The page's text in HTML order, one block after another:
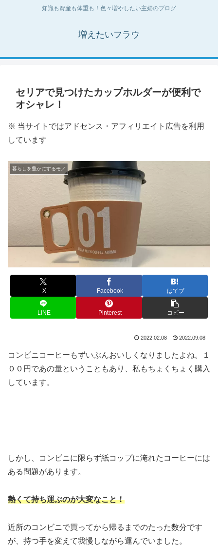
知識も資産も体重も！色々増やしたい主婦のブログ
増えたいフラウ
セリアで見つけたカップホルダーが便利で
オシャレ！
※ 当サイトではアドセンス・アフィリエイト広告を利用
しています
暮らしを豊かにするモノ
X Facebook はてブ
LINE Pinterest コピー
2022.02.08 2022.09.08
コンビニコーヒーもずいぶんおいしくなりましたよね。１
００円であの量ということもあり、私もちょくちょく購入
しています。
しかし、コンビニに限らず紙コップに淹れたコーヒーには
ある問題があります。
熱くて持ち運ぶのが大変なこと！
近所のコンビニで買ってから帰るまでのたった数分です
が、持つ手を変えて我慢しながら運んでいました。